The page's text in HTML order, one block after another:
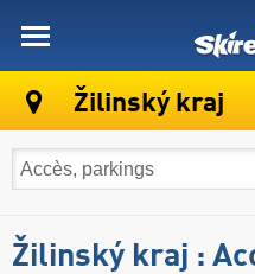
Žilinský kraj
Žilinský kraj :